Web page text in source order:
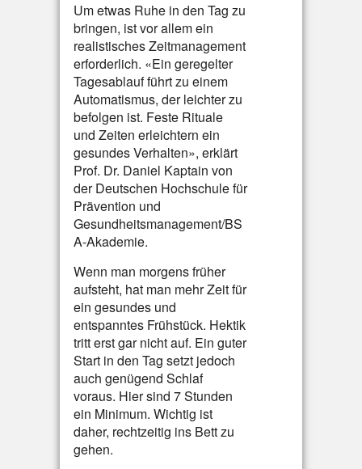
Um etwas Ruhe in den Tag zu
bringen, ist vor allem ein
realistisches Zeitmanagement
erforderlich. «Ein geregelter
Tagesablauf führt zu einem
Automatismus, der leichter zu
befolgen ist. Feste Rituale
und Zeiten erleichtern ein
gesundes Verhalten», erklärt
Prof. Dr. Daniel Kaptain von
der Deutschen Hochschule für
Prävention und
Gesundheitsmanagement/BS
A-Akademie.
Wenn man morgens früher
aufsteht, hat man mehr Zeit für
ein gesundes und
entspanntes Frühstück. Hektik
tritt erst gar nicht auf. Ein guter
Start in den Tag setzt jedoch
auch genügend Schlaf
voraus. Hier sind 7 Stunden
ein Minimum. Wichtig ist
daher, rechtzeitig ins Bett zu
gehen.